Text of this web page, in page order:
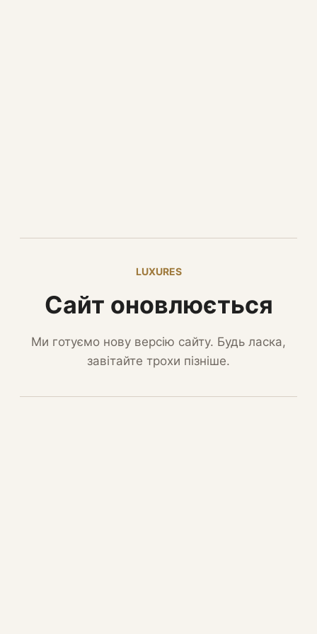
LUXURES
Сайт оновлюється
Ми готуємо нову версію сайту. Будь ласка,
завітайте трохи пізніше.